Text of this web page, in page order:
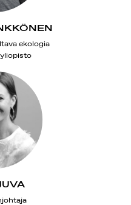
ekologia
yliopisto